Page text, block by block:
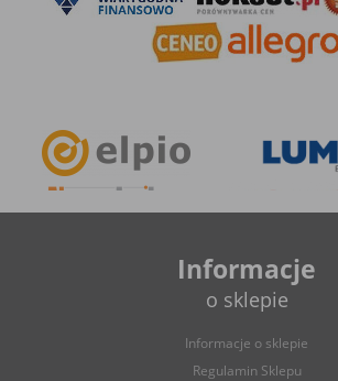
Ograniczenie stosowania plików
na niektóre funkcjonalności dostępne na
Informacje
o sklepie
Informacje o sklepie
Regulamin Sklepu